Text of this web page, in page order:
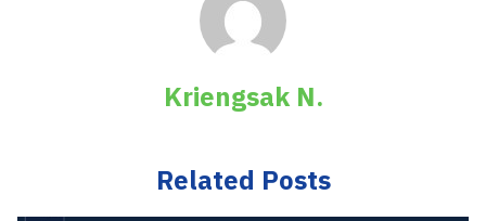
Kriengsak N.
Related Posts